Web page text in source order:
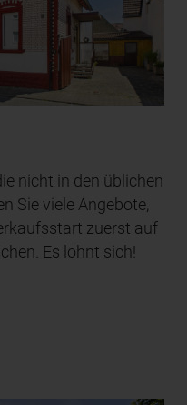
nicht in den üblichen
Sie viele Angebote,
zuerst auf
Es lohnt sich!